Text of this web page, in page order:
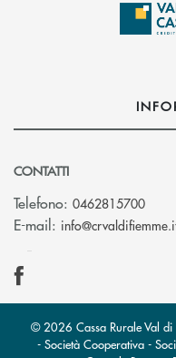
CONTATTI
Telefono: 0462815700
E-mail:
© 2026 Cassa Rurale Val di
- Società Cooperativa -